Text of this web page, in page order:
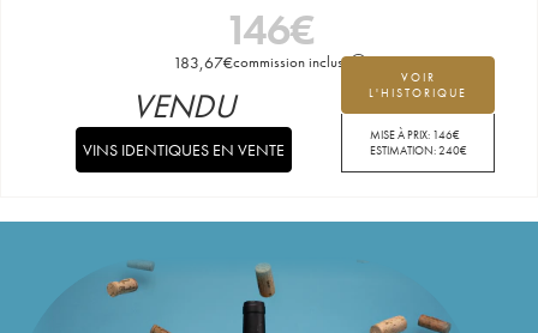
146€
183,67€commission incluse
VOIR
L'HISTORIQUE
MISE À PRIX: 146€
ESTIMATION:240€
VENDU
VINS IDENTIQUES EN VENTE